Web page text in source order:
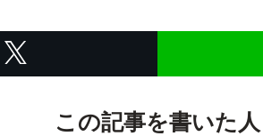
この記事を書いた人